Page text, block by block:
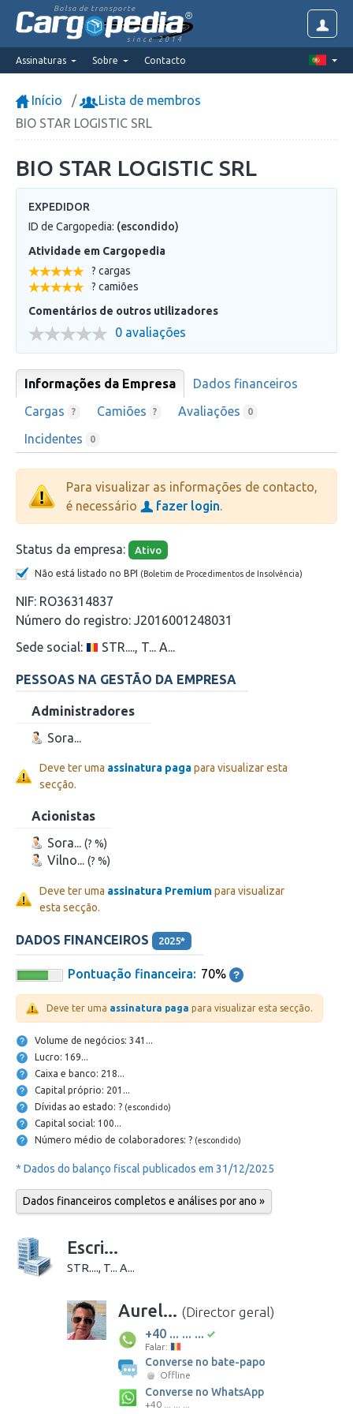
Bolsa de transporte
since 2014
Assinaturas Sobre Contacto
Início
Lista de membros
BIO STAR LOGISTIC SRL
BIO STAR LOGISTIC SRL
EXPEDIDOR
ID de Cargopedia: (escondido)
Atividade em Cargopedia
? cargas
? camiões
Comentários de outros utilizadores
0 avaliações
Informações da Empresa
Dados financeiros
Cargas
? Camiões ? Avaliações 0
Incidentes 0
Para visualizar as informações de contacto,
é necessário
fazer login
Status da empresa: Ativo
Não está listado no BPI (Boletim de Procedimentos de Insolvência)
NIF: RO36314837
Número do registro: J2016001248031
Sede social:
STR...., T... A...
PESSOAS NA GESTÃO DA EMPRESA
Administradores
Sora...
Deve ter uma assinatura pagapara visualizar esta
secção.
Acionistas
Sora... (? %)
Vilno... (? %)
Deve ter uma assinatura Premiumpara visualizar
esta secção.
DADOS FINANCEIROS 2025*
Pontuação financeira: 70%
Deve ter uma assinatura paga para visualizar esta secção.
Volume de negócios: 341...
Lucro: 169...
Caixa e banco: 218...
Capital próprio: 201...
Dívidas ao estado: ? (escondido)
Capital social: 100...
Número médio de colaboradores: ? (escondido)
* Dados do balanço fiscal publicados em 31/12/2025
Dados financeiros completos e análises por ano »
Escri...
STR...., T... A...
Aurel... (Director geral)
+40 ... ... ...
Falar:
Converse no bate-papo
Offline
Converse no WhatsApp
+40 ... ... ...